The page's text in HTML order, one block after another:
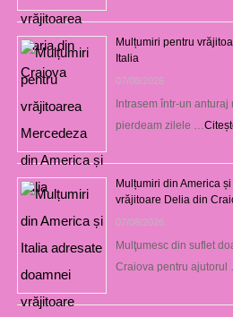
Mulțumiri pentru
Italia
07/08/2026
Intrasem într-un anturaj
pierdeam zilele …
Mulțumiri din America
vrăjitoare Delia din
07/08/2026
Mulţumesc din suflet
Craiova pentru ajutorul